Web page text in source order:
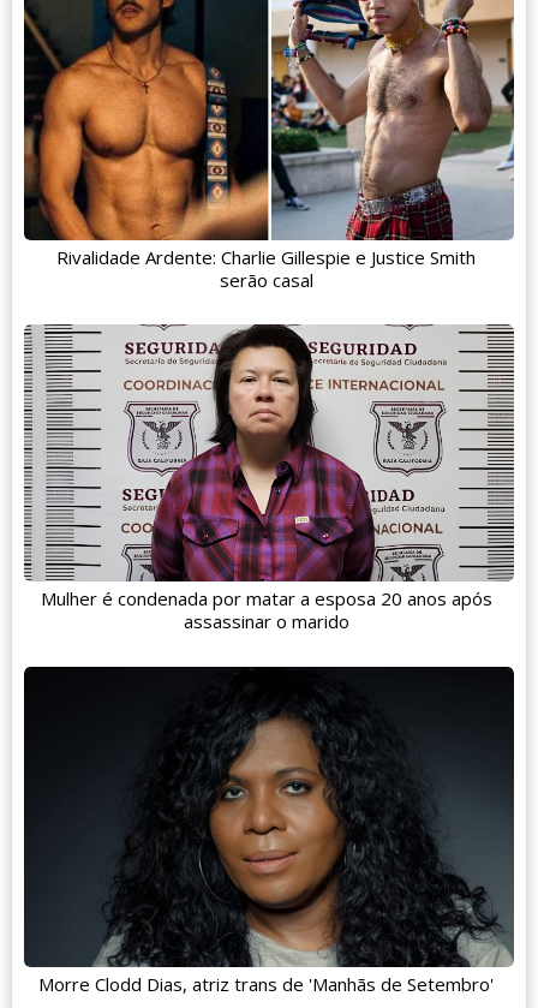
Rivalidade Ardente: Charlie Gillespie e Justice Smith
serão casal
Mulher é condenada por matar a esposa 20 anos após
assassinar o marido
Morre Clodd Dias, atriz trans de 'Manhãs de Setembro'